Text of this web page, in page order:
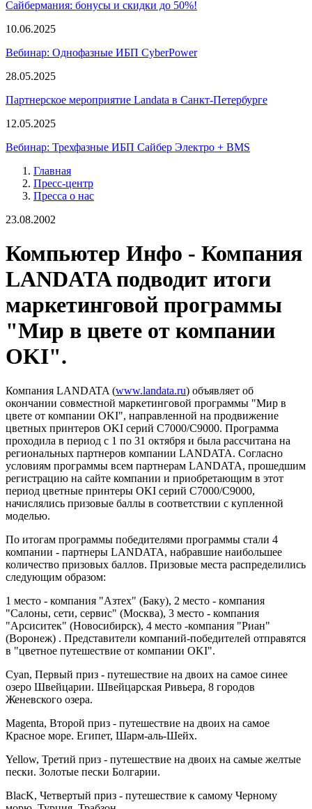
Сайбермания: бонусы и скидки до 50%!
10.06.2025
Вебинар: Однофазные ИБП CyberPower
28.05.2025
Партнерское мероприятие Landata в Санкт-Петербурге
12.05.2025
Вебинар: Трехфазные ИБП Сайбер Электро + BMS
Главная
Пресс-центр
Пресса о нас
23.08.2002
Компьютер Инфо - Компания
LANDATA подводит итоги
маркетинговой программы
"Мир в цвете от компании
OKI".
Компания LANDATA (www.landata.ru) объявляет об
окончании совместной маркетинговой программы "Мир в
цвете от компании OKI", направленной на продвижение
цветных принтеров OKI серий С7000/С9000. Программа
проходила в период с 1 по 31 октября и была рассчитана на
региональных партнеров компании LANDATA. Согласно
условиям программы всем партнерам LANDATA, прошедшим
регистрацию на сайте компании и приобретающим в этот
период цветные принтеры OKI серий С7000/С9000,
начислялись призовые баллы в соответствии с купленной
моделью.
По итогам программы победителями программы стали 4
компании - партнеры LANDATA, набравшие наибольшее
количество призовых баллов. Призовые места распределились
следующим образом:
1 место - компания "Азтех" (Баку), 2 место - компания
"Салоны, сети, сервис" (Москва), 3 место - компания
"Арсиситек" (Новосибирск), 4 место -компания "Риан"
(Воронеж) . Представители компаний-победителей отправятся
в "цветное путешествие от компании OKI".
Cyan, Первый приз - путешествие на двоих на самое синее
озеро Швейцарии. Швейцарская Ривьера, 8 городов
Женевского озера.
Magenta, Второй приз - путешествие на двоих на самое
Красное море. Египет, Шарм-аль-Шейх.
Yellow, Третий приз - путешествие на двоих на самые желтые
пески. Золотые пески Болгарии.
BlacK, Четвертый приз - путешествие к самому Черному